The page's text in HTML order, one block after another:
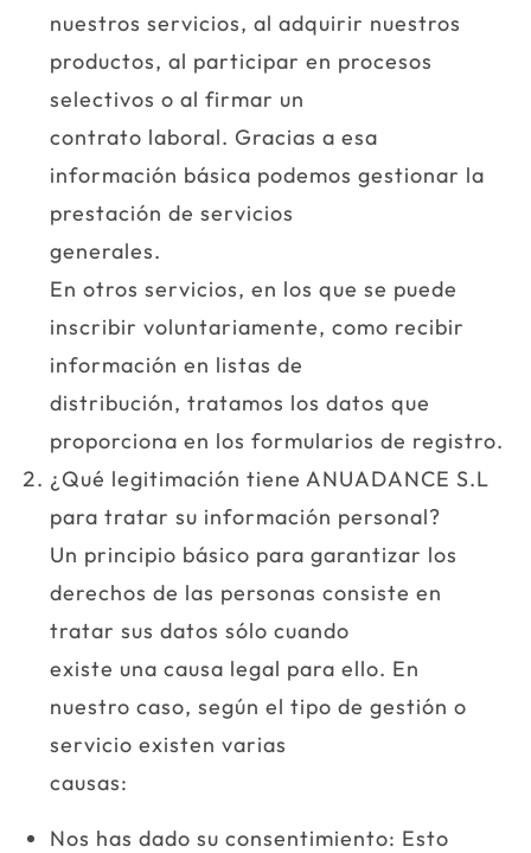
nuestros servicios, al adquirir nuestros
productos, al participar en procesos
selectivos o al firmar un
contrato laboral. Gracias a esa
información básica podemos gestionar la
prestación de servicios
generales.
En otros servicios, en los que se puede
inscribir voluntariamente, como recibir
información en listas de
distribución, tratamos los datos que
proporciona en los formularios de registro.
¿Qué legitimación tiene ANUADANCE S.L
para tratar su información personal?
Un principio básico para garantizar los
derechos de las personas consiste en
tratar sus datos sólo cuando
existe una causa legal para ello. En
nuestro caso, según el tipo de gestión o
servicio existen varias
causas:
Nos has dado su consentimiento: Esto